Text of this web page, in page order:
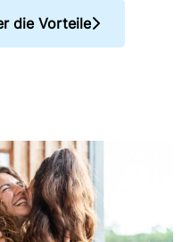
die Vorteile